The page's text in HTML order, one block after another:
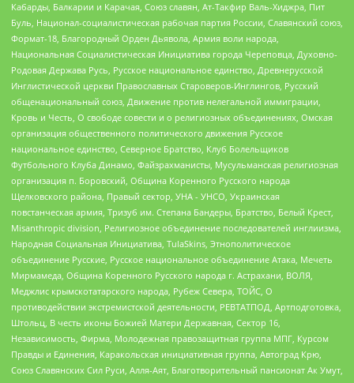
Кабарды, Балкарии и Карачая, Союз славян, Ат-Такфир Валь-Хиджра, Пит
Буль, Национал-социалистическая рабочая партия России, Славянский союз,
Формат-18, Благородный Орден Дьявола, Армия воли народа,
Национальная Социалистическая Инициатива города Череповца, Духовно-
Родовая Держава Русь, Русское национальное единство, Древнерусской
Инглистической церкви Православных Староверов-Инглингов, Русский
общенациональный союз, Движение против нелегальной иммиграции,
Кровь и Честь, О свободе совести и о религиозных объединениях, Омская
организация общественного политического движения Русское
национальное единство, Северное Братство, Клуб Болельщиков
Футбольного Клуба Динамо, Файзрахманисты, Мусульманская религиозная
организация п. Боровский, Община Коренного Русского народа
Щелковского района, Правый сектор, УНА - УНСО, Украинская
повстанческая армия, Тризуб им. Степана Бандеры, Братство, Белый Крест,
Misanthropic division, Религиозное объединение последователей инглиизма,
Народная Социальная Инициатива, TulaSkins, Этнополитическое
объединение Русские, Русское национальное объединение Атака, Мечеть
Мирмамеда, Община Коренного Русского народа г. Астрахани, ВОЛЯ,
Меджлис крымскотатарского народа, Рубеж Севера, ТОЙС, О
противодействии экстремистской деятельности, РЕВТАТПОД, Артподготовка,
Штольц, В честь иконы Божией Матери Державная, Сектор 16,
Независимость, Фирма, Молодежная правозащитная группа МПГ, Курсом
Правды и Единения, Каракольская инициативная группа, Автоград Крю,
Союз Славянских Сил Руси, Алля-Аят, Благотворительный пансионат Ак Умут,